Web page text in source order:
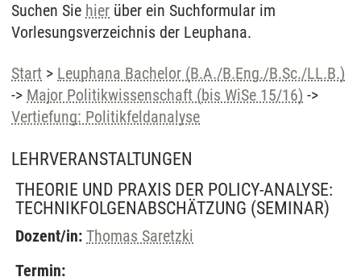
Suchen Sie hier über ein Suchformular im
Vorlesungsverzeichnis der Leuphana.
Start > Leuphana Bachelor (B.A./B.Eng./B.Sc./LL.B.)
-> Major Politikwissenschaft (bis WiSe 15/16) ->
Vertiefung: Politikfeldanalyse
LEHRVERANSTALTUNGEN
THEORIE UND PRAXIS DER POLICY-ANALYSE:
TECHNIKFOLGENABSCHÄTZUNG (SEMINAR)
Dozent/in: Thomas Saretzki
Termin: